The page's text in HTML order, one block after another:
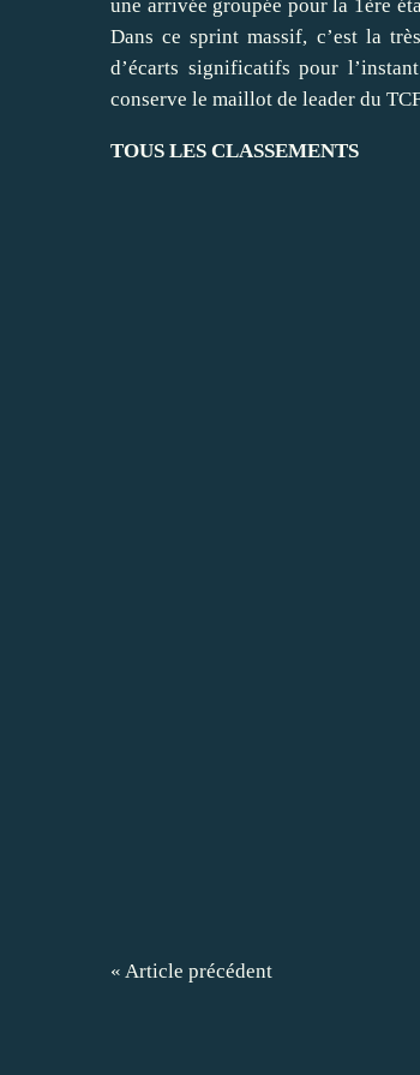
une arrivée groupée pour la 1ère
Dans ce sprint massif, c’est la
d’écarts significatifs pour
conserve le maillot de leader du
TOUS LES CLASSEMENTS
« Article précédent